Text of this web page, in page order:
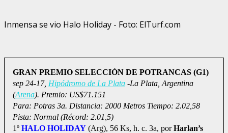
Inmensa se vio Halo Holiday - Foto: ElTurf.com
GRAN PREMIO SELECCIÓN DE POTRANCAS (G1)
sep 24-17, Hipódromo de La Plata -La Plata, Argentina
(Arena). Premio: US$71.151
Para: Potras 3a. Distancia: 2000 Metros Tiempo: 2.02,58
Pista: Normal (Récord: 2.01,5)
1º HALO HOLIDAY (Arg), 56 Ks, h. c. 3a, porHarlan’s